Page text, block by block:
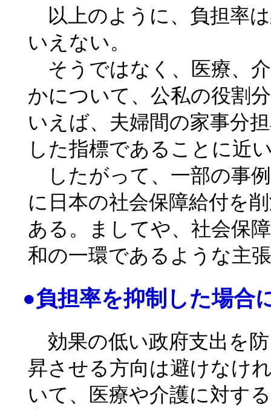
以上のように、負担率
いえない。
そうではなく、医療、
かについて、公私の役割
いえば、夫婦間の家事分
した指標であることに近
したがって、一部の事
に日本の社会保障給付を
ある。ましてや、社会保
和の一環であるような主
●負担率を抑制した場合
効果の低い政府支出を
昇させる方向は避けなけ
いて、医療や介護に対す